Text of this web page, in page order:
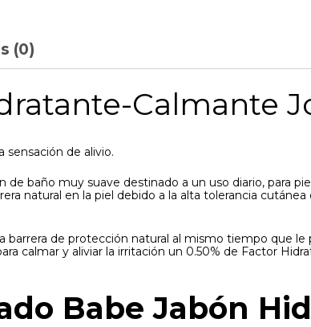
(0)
Calmante
sensación de alivio.
de baño muy suave destinado a un uso diario, para
natural en la piel debido a la alta tolerancia
de protección natural al mismo tiempo que
calmar y aliviar la irritación un 0.50% de Factor
Babe Jabón